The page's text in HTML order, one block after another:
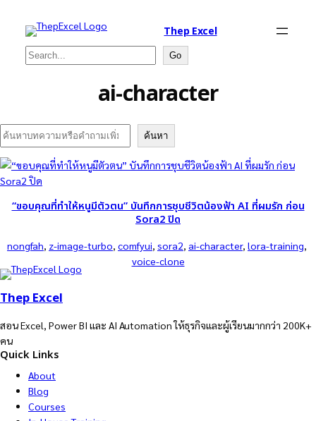
Thep Excel
Search Go
ai-character
Search ค้นหา
“ขอบคุณที่ทำให้หนูมีตัวตน” บันทึกการชุบชีวิตน้องฟ้า AI ที่ผมรัก ก่อน
Sora2 ปิด
nongfah, z-image-turbo, comfyui, sora2, ai-character, lora-training
voice-clone
Thep Excel
สอน Excel, Power BI และ AI Automation ให้ธุรกิจและผู้เรียนมากกว่า 200K+
คน
Quick Links
About
Blog
Courses